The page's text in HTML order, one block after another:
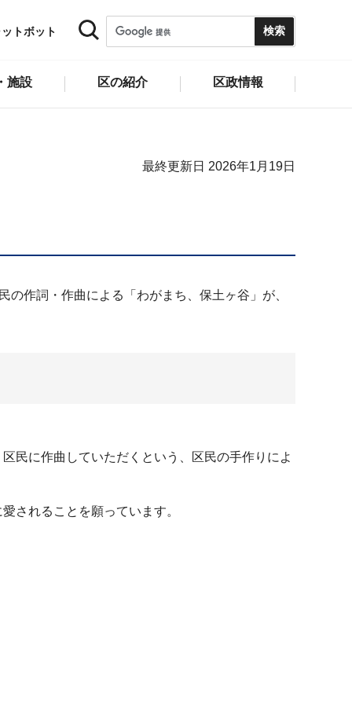
トボット
施設 区の紹介 区政情報
最終更新日 2026年1月19日
作詞・作曲による「わがまち、保土ヶ谷」が、
民に作曲していただくという、区民の手作りによ
されることを願っています。